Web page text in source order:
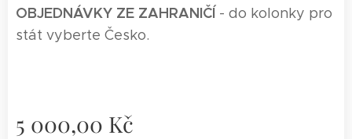
OBJEDNÁVKY ZE ZAHRANIČÍ - do kolonky pro
stát vyberte Česko.
5 000,00 Kč